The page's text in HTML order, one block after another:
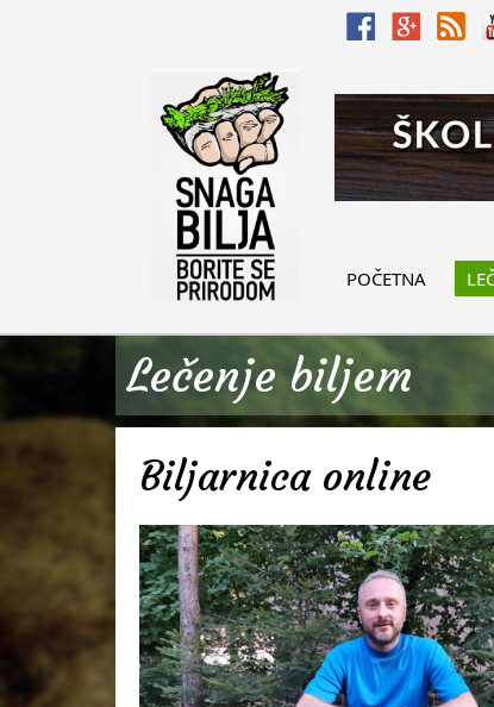
POČETNA
Lečenje biljem
Biljarnica online